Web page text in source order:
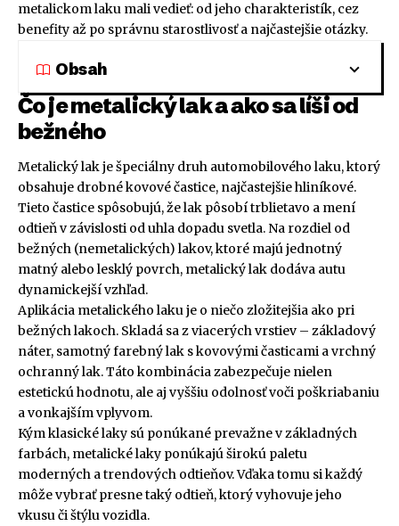
metalickom laku mali vedieť: od jeho charakteristík, cez
benefity až po správnu starostlivosť a najčastejšie otázky.
Obsah
Čo je metalický lak a ako sa líši od
bežného
Metalický lak je špeciálny druh automobilového laku, ktorý
obsahuje drobné kovové častice, najčastejšie hliníkové.
Tieto častice spôsobujú, že lak pôsobí trblietavo a mení
odtieň v závislosti od uhla dopadu svetla. Na rozdiel od
bežných (nemetalických) lakov, ktoré majú jednotný
matný alebo lesklý povrch, metalický lak dodáva autu
dynamickejší vzhľad.
Aplikácia metalického laku je o niečo zložitejšia ako pri
bežných lakoch. Skladá sa z viacerých vrstiev – základový
náter, samotný farebný lak s kovovými časticami a vrchný
ochranný lak. Táto kombinácia zabezpečuje nielen
estetickú hodnotu, ale aj vyššiu odolnosť voči poškriabaniu
a vonkajším vplyvom.
Kým klasické laky sú ponúkané prevažne v základných
farbách, metalické laky ponúkajú širokú paletu
moderných a trendových odtieňov. Vďaka tomu si každý
môže vybrať presne taký odtieň, ktorý vyhovuje jeho
vkusu či štýlu vozidla.